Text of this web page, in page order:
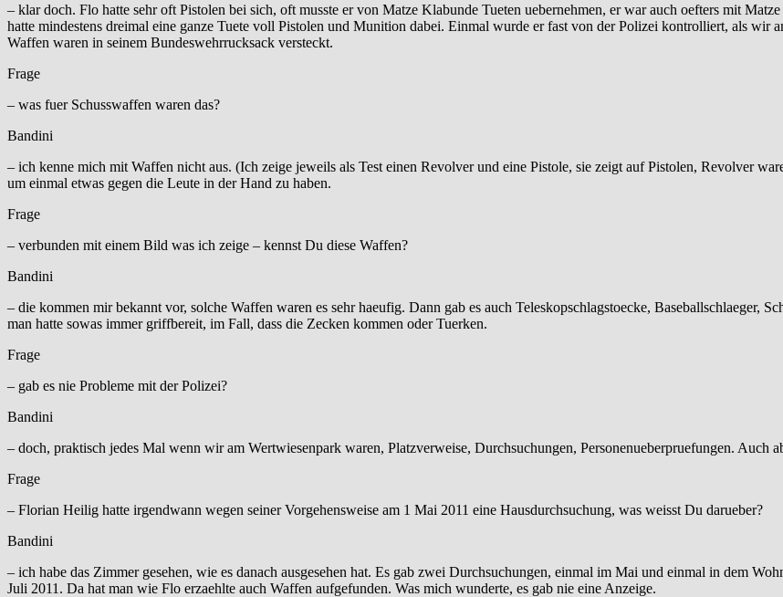
– klar doch. Flo hatte sehr oft Pistolen bei sich, oft musste er von Matze Klabunde Tueten uebernehmen, er war auch oefters mit
hatte mindestens dreimal eine ganze Tuete voll Pistolen und Munition dabei. Einmal wurde er fast von der Polizei kontrolliert, als wir
Waffen waren in seinem Bundeswehrrucksack versteckt.
Frage
– was fuer Schusswaffen waren das?
Bandini
– ich kenne mich mit Waffen nicht aus. (Ich zeige jeweils als Test einen Revolver und eine Pistole, sie zeigt auf Pistolen, Revolver
um einmal etwas gegen die Leute in der Hand zu haben.
Frage
– verbunden mit einem Bild was ich zeige – kennst Du diese Waffen?
Bandini
– die kommen mir bekannt vor, solche Waffen waren es sehr haeufig. Dann gab es auch Teleskopschlagstoecke, Baseballschlaeger,
man hatte sowas immer griffbereit, im Fall, dass die Zecken kommen oder Tuerken.
Frage
– gab es nie Probleme mit der Polizei?
Bandini
– doch, praktisch jedes Mal wenn wir am Wertwiesenpark waren, Platzverweise, Durchsuchungen, Personenueberpruefungen. Auch
Frage
– Florian Heilig hatte irgendwann wegen seiner Vorgehensweise am 1 Mai 2011 eine Hausdurchsuchung, was weisst Du darueber?
Bandini
– ich habe das Zimmer gesehen, wie es danach ausgesehen hat. Es gab zwei Durchsuchungen, einmal im Mai und einmal in dem
Juli 2011. Da hat man wie Flo erzaehlte auch Waffen aufgefunden. Was mich wunderte, es gab nie eine Anzeige.